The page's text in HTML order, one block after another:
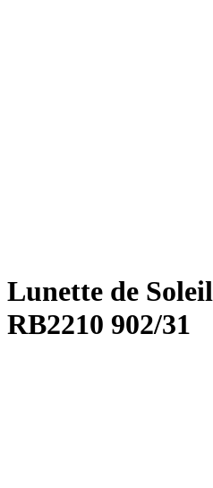
Lunette de
RB2210 902/31